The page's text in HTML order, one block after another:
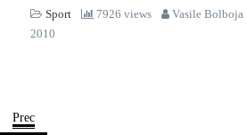
Sport 7926 views Vasile Bolboja
2010
Prec